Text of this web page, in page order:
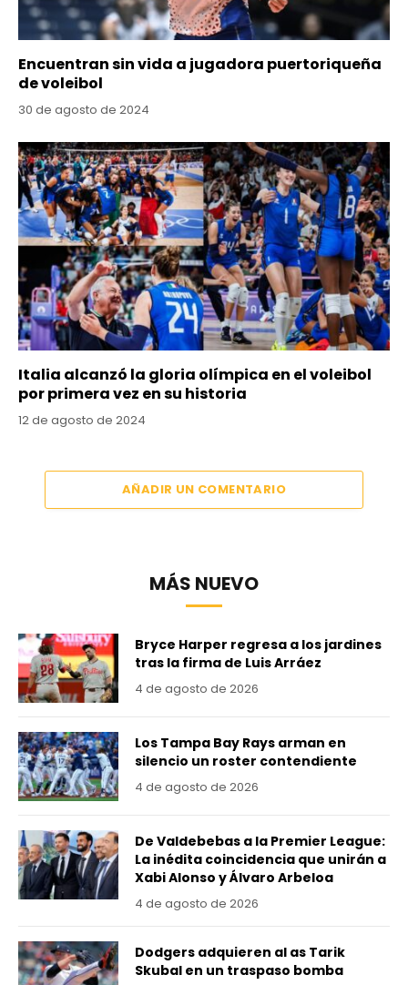
Encuentran sin vida a jugadora puertoriqueña
de voleibol
30 de agosto de 2024
Italia alcanzó la gloria olímpica en el voleibol
por primera vez en su historia
12 de agosto de 2024
AÑADIR UN COMENTARIO
MÁS NUEVO
Bryce Harper regresa a los jardines
tras la firma de Luis Arráez
4 de agosto de 2026
Los Tampa Bay Rays arman en
silencio un roster contendiente
4 de agosto de 2026
De Valdebebas a la Premier League:
La inédita coincidencia que unirán a
Xabi Alonso y Álvaro Arbeloa
4 de agosto de 2026
Dodgers adquieren al as Tarik
Skubal en un traspaso bomba